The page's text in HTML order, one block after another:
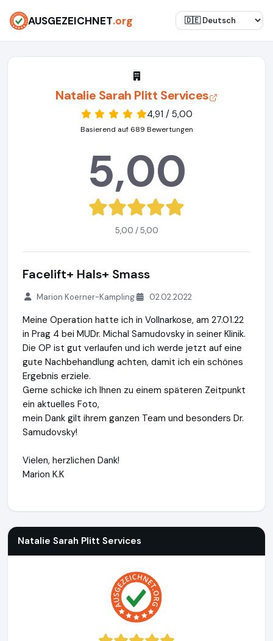
AUSGEZEICHNET.org
Natalie Sarah Plitt Services
4,91 / 5,00
Basierend auf 689 Bewertungen
5,00
5,00 / 5,00
Facelift+ Hals+ Smass
Marion Koerner-Kampling 02.02.2022
Meine Operation hatte ich in Vollnarkose, am 27.01.22
in Prag 4 bei MUDr. Michal Samudovsky in seiner Klinik.
Die OP ist gut verlaufen und ich werde jetzt auf eine
gute Nachbehandlung achten, damit ich ein schönes
Ergebnis erziele.
Gerne schicke ich Ihnen zu einem späteren Zeitpunkt
ein aktuelles Foto,
mein Dank gilt ihrem ganzen Team und besonders Dr.
Samudovsky!
Vielen, herzlichen Dank!
Marion K.K
Natalie Sarah Plitt Services